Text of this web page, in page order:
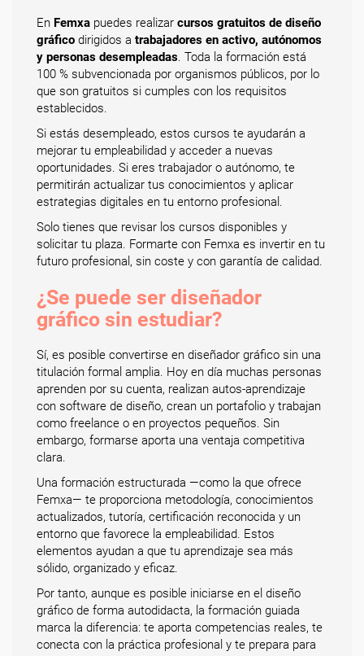
En Femxa puedes realizar cursos gratuitos de diseño
gráfico dirigidos a trabajadores en activo, autónomos
y personas desempleadas. Toda la formación está
100 % subvencionada por organismos públicos, por lo
que son gratuitos si cumples con los requisitos
establecidos.
Si estás desempleado, estos cursos te ayudarán a
mejorar tu empleabilidad y acceder a nuevas
oportunidades. Si eres trabajador o autónomo, te
permitirán actualizar tus conocimientos y aplicar
estrategias digitales en tu entorno profesional.
Solo tienes que revisar los cursos disponibles y
solicitar tu plaza. Formarte con Femxa es invertir en tu
futuro profesional, sin coste y con garantía de calidad.
¿Se puede ser diseñador
gráfico sin estudiar?
Sí, es posible convertirse en diseñador gráfico sin una
titulación formal amplia. Hoy en día muchas personas
aprenden por su cuenta, realizan autos-aprendizaje
con software de diseño, crean un portafolio y trabajan
como freelance o en proyectos pequeños. Sin
embargo, formarse aporta una ventaja competitiva
clara.
Una formación estructurada —como la que ofrece
Femxa— te proporciona metodología, conocimientos
actualizados, tutoría, certificación reconocida y un
entorno que favorece la empleabilidad. Estos
elementos ayudan a que tu aprendizaje sea más
sólido, organizado y eficaz.
Por tanto, aunque es posible iniciarse en el diseño
gráfico de forma autodidacta, la formación guiada
marca la diferencia: te aporta competencias reales, te
conecta con la práctica profesional y te prepara para